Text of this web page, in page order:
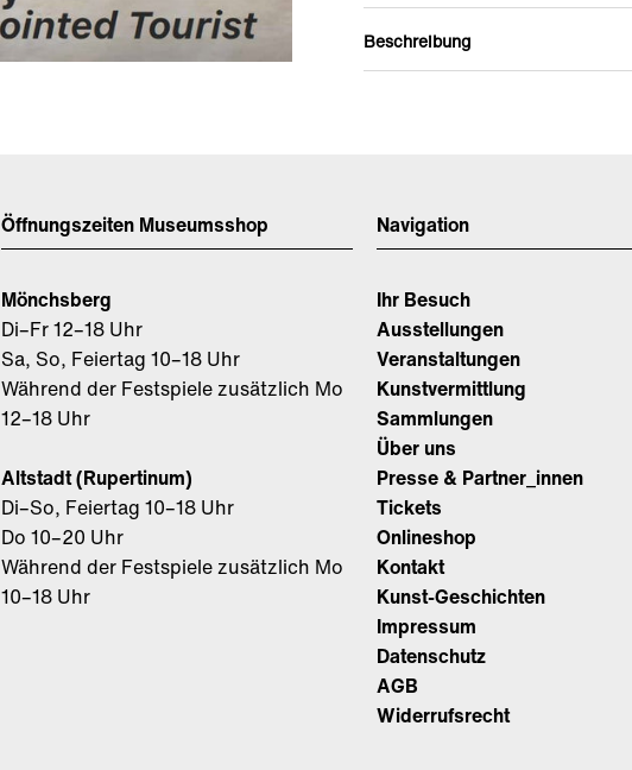
Beschreibung
Öffnungszeiten Museumsshop
Mönchsberg
Di–Fr 12–18 Uhr
Sa, So, Feiertag 10–18 Uhr
Während der Festspiele zusätzlich Mo
12–18 Uhr
Altstadt (Rupertinum)
Di–So, Feiertag 10–18 Uhr
Do 10–20 Uhr
Während der Festspiele zusätzlich Mo
10–18 Uhr
Navigation
Ihr Besuch
Ausstellungen
Veranstaltungen
Kunstvermittlung
Sammlungen
Über uns
Presse & Partner_innen
Tickets
Onlineshop
Kontakt
Kunst-Geschichten
Impressum
Datenschutz
AGB
Widerrufsrecht